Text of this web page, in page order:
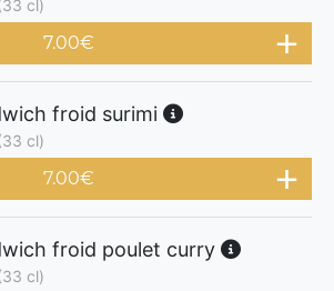
cl)
7.00€
froid surimi
cl)
7.00€
froid poulet curry
cl)